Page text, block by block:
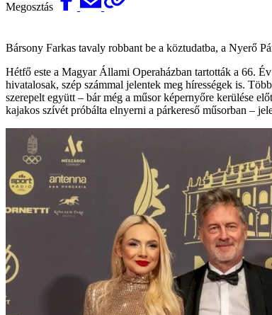
Megosztás
Bársony Farkas tavaly robbant be a köztudatba, a Nyerő
Hétfő este a Magyar Állami Operaházban tartották a 66.
hivatalosak, szép számmal jelentek meg hírességek is.
szerepelt együtt – bár még a műsor képernyőre kerülése
kajakos szívét próbálta elnyerni a párkereső műsorban –